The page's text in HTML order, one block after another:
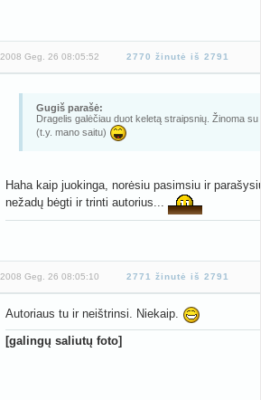
2008 Geg. 26 08:05:52 2770 žinutė iš 2791
Gugiš parašė:
Dragelis galėčiau duot keletą straipsnių. Žinoma su
(t.y. mano saitu)
Haha kaip juokinga, norėsiu pasimsiu ir parašysiu
nežadų bėgti ir trinti autorius...
2008 Geg. 26 08:05:10 2771 žinutė iš 2791
Autoriaus tu ir neištrinsi. Niekaip.
[galingų saliutų foto]